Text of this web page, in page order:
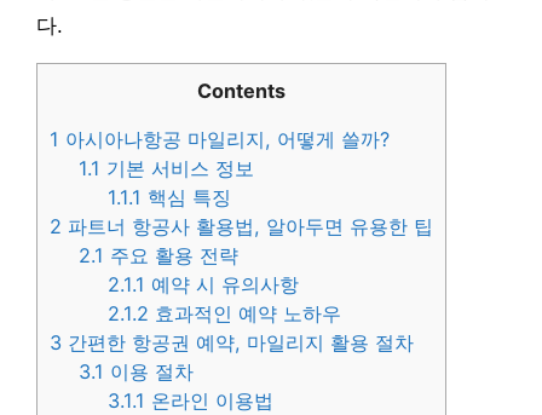
다.
Contents
1 아시아나항공 마일리지, 어떻게 쓸까?
1.1 기본 서비스 정보
1.1.1 핵심 특징
2 파트너 항공사 활용법, 알아두면 유용한 팁
2.1 주요 활용 전략
2.1.1 예약 시 유의사항
2.1.2 효과적인 예약 노하우
3 간편한 항공권 예약, 마일리지 활용 절차
3.1 이용 절차
3.1.1 온라인 이용법